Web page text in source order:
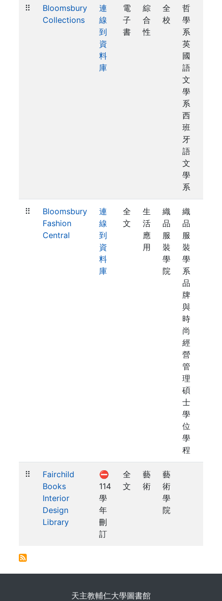
⠿
Bloomsbury
Collections
連
線
到
資
料
庫
電
子
書
綜
合
性
全
校
哲
學
系
英
國
語
文
學
系
西
班
牙
語
文
學
系
⠿
Bloomsbury
Fashion
Central
連
線
到
資
料
庫
全
文
生
活
應
用
織
品
服
裝
學
院
織
品
服
裝
學
系
品
牌
與
時
尚
經
營
管
理
碩
士
學
位
學
程
⠿
Fairchild
Books
Interior
Design
Library
⛔
114
學
年
刪
訂
全
文
藝
術
藝
術
學
院
天主教輔仁大學圖書館